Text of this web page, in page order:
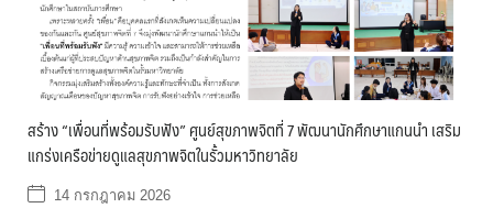
สร้าง “เพื่อนที่พร้อมรับฟัง” ศูนย์สุขภาพจิตที่ 7 พัฒนานักศึกษาแกนนำ เสริม
แกร่งเครือข่ายดูแลสุขภาพจิตในรั้วมหาวิทยาลัย
14 กรกฎาคม 2026